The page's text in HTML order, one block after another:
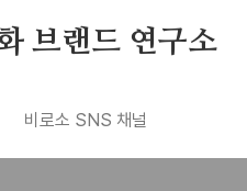
브랜드 연구소
비로소 SNS 채널